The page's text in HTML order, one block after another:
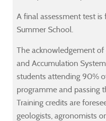
A final assessment test
Summer School.
The acknowledgement of
and Accumulation
students attending 90%
programme and passing
Training credits are
geologists, agronomists